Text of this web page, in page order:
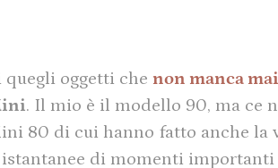
oggetti che non manca
. Il mio è il modello 90, ma ce
80 di cui hanno fatto anche la
istantanee di momenti